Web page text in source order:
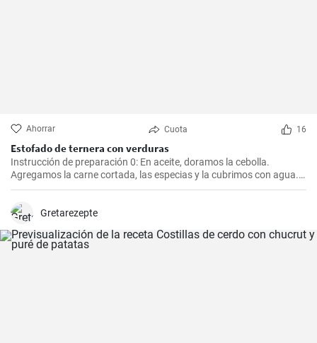
Ahorrar Cuota 16
Estofado de ternera con verduras
Instrucción de preparación 0: En aceite, doramos la cebolla.
Agregamos la carne cortada, las especias y la cubrimos con agua.
Cocinamos hasta que esté tierna. Luego, agregamos las verduras,
agregamos la crema y dejamos que hierva.
Gretarezepte